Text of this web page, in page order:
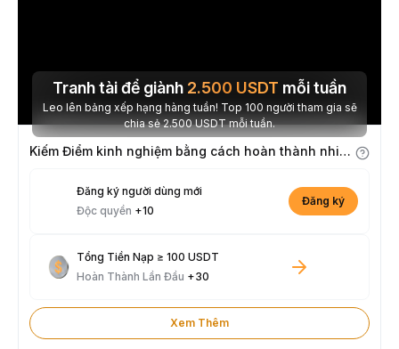
Tranh tài để giành 2.500 USDT mỗi tuần
Leo lên bảng xếp hạng hàng tuần! Top 100 người tham gia sẽ
chia sẻ 2.500 USDT mỗi tuần.
Kiếm Điểm kinh nghiệm bằng cách hoàn thành nhiệm vụ
Đăng ký người dùng mới
Độc quyền +10
Đăng ký
Tổng Tiền Nạp ≥ 100 USDT
Hoàn Thành Lần Đầu +30
Xem Thêm